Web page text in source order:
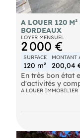
A LOUER 120
BORDEAUX
LOYER MENSUEL
2 000 €
SURFACE
120 m²
MONTANT
200,04
En très bon état
d'activités y
bureaux
bénéficieront
Libre au 01/05/
Provisions
foncière).
A LOUER IMMOBILIER